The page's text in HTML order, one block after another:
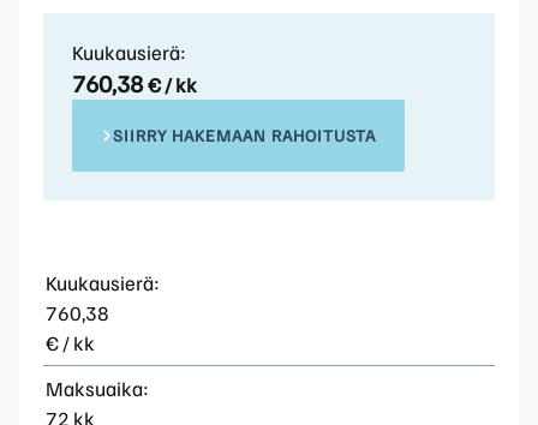
Kuukausierä:
760,38
€ / kk
Maksuaika:
72 kk
Kuukausierä:
760,38€ / kk
SIIRRY HAKEMAAN RAHOITUSTA